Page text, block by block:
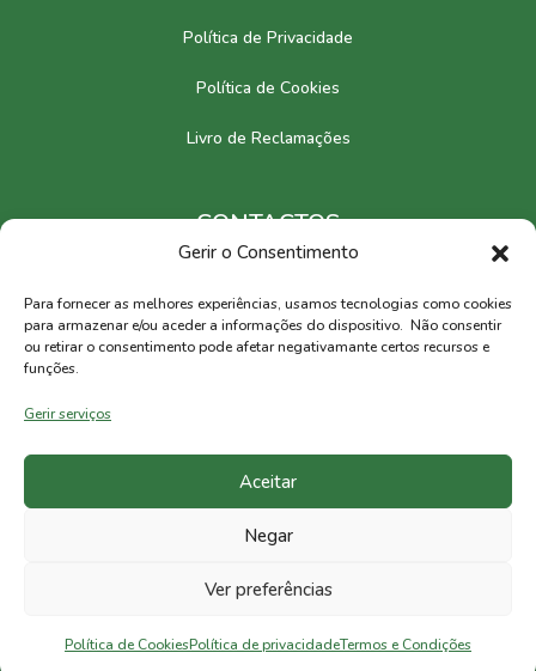
Gerir o Consentimento
Para fornecer as melhores experiências, usamos tecnologias como cookies
para armazenar e/ou aceder a informações do dispositivo. Não consentir
ou retirar o consentimento pode afetar negativamante certos recursos e
funções.
Gerir serviços
Aceitar
Negar
Ver preferências
Política de CookiesPolítica de privacidadeTermos e Condições
Política de Privacidade
Política de Cookies
Livro de Reclamações
CONTACTOS
Brasil
2026 © W4M